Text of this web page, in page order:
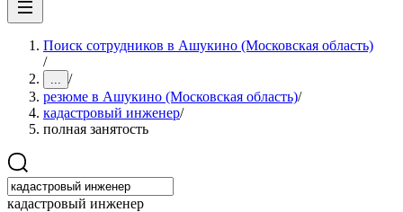
Поиск сотрудников в Ашукино (Московская область)
/
... /
резюме в Ашукино (Московская область)/
кадастровый инженер/
полная занятость
кадастровый инженер